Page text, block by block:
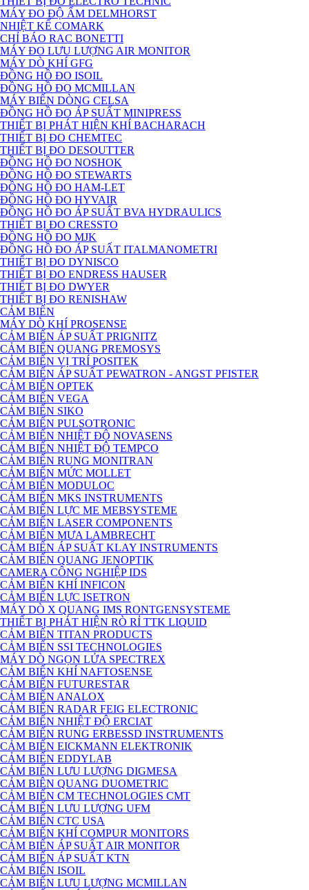
MÁY ĐO ĐỘ ẨM DELMHORST
NHIỆT KẾ COMARK
CHỈ BÁO RAC BONETTI
MÁY ĐO LƯU LƯỢNG AIR MONITOR
MÁY DÒ KHÍ GFG
ĐỒNG HỒ ĐO ISOIL
ĐỒNG HỒ ĐO MCMILLAN
MÁY BIẾN DÒNG CELSA
ĐỒNG HỒ ĐO ÁP SUẤT MINIPRESS
THIẾT BỊ PHÁT HIỆN KHÍ BACHARACH
THIẾT BỊ ĐO CHEMTEC
THIẾT BỊ ĐO DESOUTTER
ĐỒNG HỒ ĐO NOSHOK
ĐỒNG HỒ ĐO STEWARTS
ĐỒNG HỒ ĐO HAM-LET
ĐỒNG HỒ ĐO HYVAIR
ĐỒNG HỒ ĐO ÁP SUẤT BVA HYDRAULICS
THIẾT BỊ ĐO CRESSTO
ĐỒNG HỒ ĐO MJK
ĐỒNG HỒ ĐO ÁP SUẤT ITALMANOMETRI
THIẾT BỊ ĐO DYNISCO
THIẾT BỊ ĐO ENDRESS HAUSER
THIẾT BỊ ĐO DWYER
THIẾT BỊ ĐO RENISHAW
CẢM BIẾN
MÁY DÒ KHÍ PROSENSE
CẢM BIẾN ÁP SUẤT PRIGNITZ
CẢM BIẾN QUANG PREMOSYS
CẢM BIẾN VỊ TRÍ POSITEK
CẢM BIẾN ÁP SUẤT PEWATRON - ANGST PFISTER
CẢM BIẾN OPTEK
CẢM BIẾN VEGA
CẢM BIẾN SIKO
CẢM BIẾN PULSOTRONIC
CẢM BIẾN NHIỆT ĐỘ NOVASENS
CẢM BIẾN NHIỆT ĐỘ TEMPCO
CẢM BIẾN RUNG MONITRAN
CẢM BIẾN MỨC MOLLET
CẢM BIẾN MODULOC
CẢM BIẾN MKS INSTRUMENTS
CẢM BIẾN LỰC ME MEBSYSTEME
CẢM BIẾN LASER COMPONENTS
CẢM BIẾN MƯA LAMBRECHT
CẢM BIẾN ÁP SUẤT KLAY INSTRUMENTS
CẢM BIẾN QUANG JENOPTIK
CAMERA CÔNG NGHIỆP IDS
CẢM BIẾN KHÍ INFICON
CẢM BIẾN LỰC ISETRON
MÁY DÒ X QUANG IMS RONTGENSYSTEME
THIẾT BỊ PHÁT HIỆN RÒ RỈ TTK LIQUID
CẢM BIẾN TITAN PRODUCTS
CẢM BIẾN SSI TECHNOLOGIES
MÁY DÒ NGỌN LỬA SPECTREX
CẢM BIẾN KHÍ NAFTOSENSE
CẢM BIẾN FUTURESTAR
CẢM BIẾN ANALOX
CẢM BIẾN RADAR FEIG ELECTRONIC
CẢM BIẾN NHIỆT ĐỘ ERCIAT
CẢM BIẾN RUNG ERBESSD INSTRUMENTS
CẢM BIẾN EICKMANN ELEKTRONIK
CẢM BIẾN EDDYLAB
CẢM BIẾN LƯU LƯỢNG DIGMESA
CẢM BIÊN QUANG DUOMETRIC
CẢM BIẾN CM TECHNOLOGIES CMT
CẢM BIẾN LƯU LƯỢNG UFM
CẢM BIẾN CTC USA
CẢM BIẾN KHÍ COMPUR MONITORS
CẢM BIẾN ÁP SUẤT AIR MONITOR
CẢM BIẾN ÁP SUẤT KTN
CẢM BIẾN ISOIL
CẢM BIẾN LƯU LƯỢNG MCMILLAN